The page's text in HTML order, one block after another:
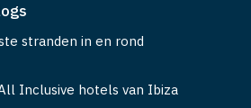
stranden in en rond
Inclusive hotels van Ibiza